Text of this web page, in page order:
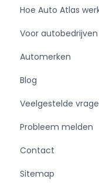
- Kleurnaam:
- Motorinhoud:
- Motorcode: K12D
- Vermogen: 61
- Max.
- Verbruik: 4.7 l/
- BTW/Marge:
- Lengte: 385 cm
Hoe Auto Atlas
Voor autobedrijven
Automerken
Blog
Veelgestelde
Probleem melden
Contact
Sitemap